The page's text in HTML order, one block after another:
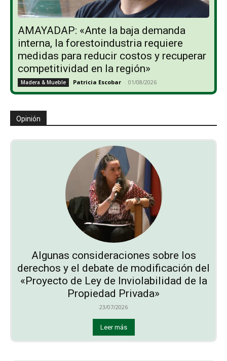
AMAYADAP: «Ante la baja demanda
interna, la forestoindustria requiere
medidas para reducir costos y recuperar
competitividad en la región»
Madera & Mueble Patricia Escobar - 01/08/2026
Opinión
Algunas consideraciones sobre los
derechos y el debate de modificación del
«Proyecto de Ley de Inviolabilidad de la
Propiedad Privada»
23/07/2026
Leer más